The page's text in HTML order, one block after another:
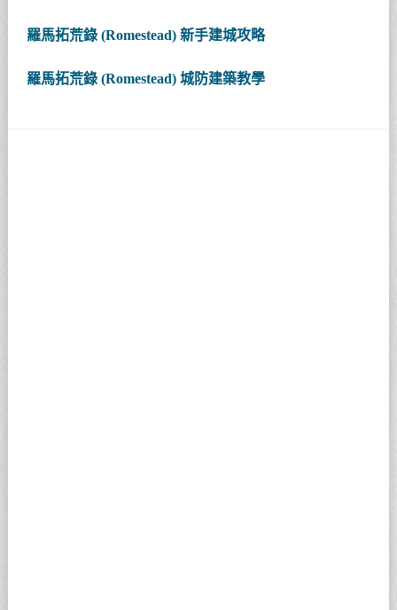
羅馬拓荒錄 (Romestead) 新手建城攻略
羅馬拓荒錄 (Romestead) 城防建築教學